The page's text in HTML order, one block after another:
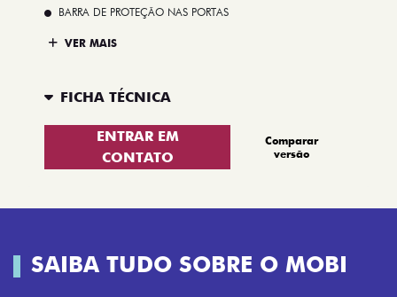
BARRA DE PROTEÇÃO NAS PORTAS
VER MAIS
FICHA TÉCNICA
ENTRAR EM
CONTATO
Comparar
versão
SAIBA TUDO SOBRE O MOBI